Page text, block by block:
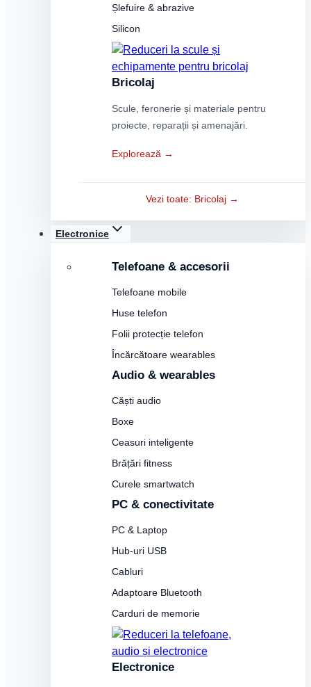
Șlefuire & abrazive
Silicon
Bricolaj
Scule, feronerie și materiale pentru
proiecte, reparații și amenajări.
Explorează →
Vezi toate: Bricolaj →
Electronice
Telefoane & accesorii
Telefoane mobile
Huse telefon
Folii protecție telefon
Încărcătoare wearables
Audio & wearables
Căști audio
Boxe
Ceasuri inteligente
Brățări fitness
Curele smartwatch
PC & conectivitate
PC & Laptop
Hub-uri USB
Cabluri
Adaptoare Bluetooth
Carduri de memorie
Electronice